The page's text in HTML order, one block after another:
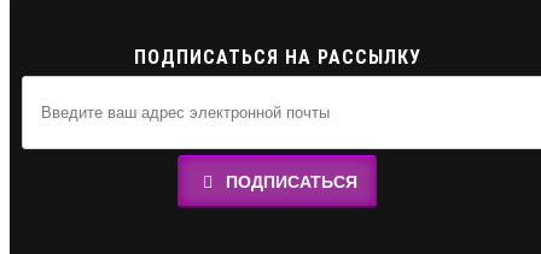
ПОДПИСАТЬСЯ НА РАССЫЛКУ
ПОДПИСАТЬСЯ